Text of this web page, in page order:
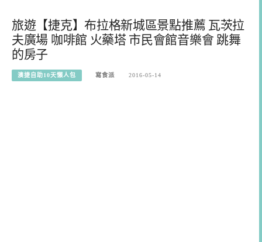
旅遊【捷克】布拉格新城區景點推薦 瓦茨拉
夫廣場 咖啡館 火藥塔 市民會館音樂會 跳舞
的房子
澳捷自助10天懶人包 寫食派 2016-05-14